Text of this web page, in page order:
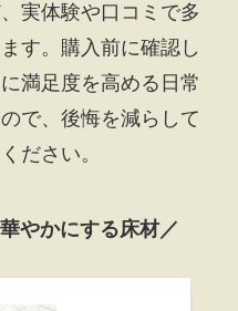
実体験や口コミで多
す。購入前に確認し
満足度を高める日常
で、後悔を減らして
ださい。
やかにする床材／